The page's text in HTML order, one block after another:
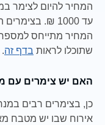
עד 1000 ₪.
המחיר מתייחס למספר
שתוכלו לראות בדף זה.
האם יש צימרים עם
כן, בצימרים רבים
אירוח שבו יש מטבח